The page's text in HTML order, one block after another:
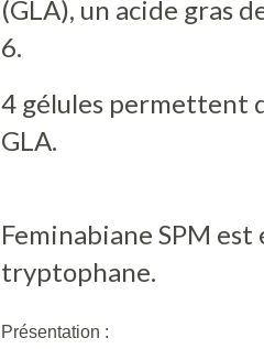
(GLA), un acide gras
6.
4 gélules permettent
GLA.
Feminabiane SPM
tryptophane.
Présentation :